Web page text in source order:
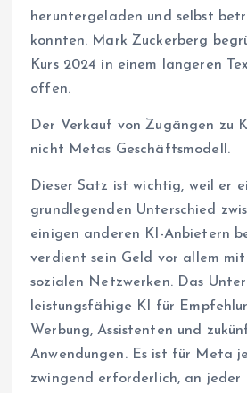
heruntergeladen und selbst
konnten. Mark Zuckerberg
Kurs 2024 in einem längeren
offen.
Der Verkauf von Zugängen zu
nicht Metas Geschäftsmodell.
Dieser Satz ist wichtig, weil er
grundlegenden Unterschied
einigen anderen KI-Anbietern
verdient sein Geld vor allem
sozialen Netzwerken. Das
leistungsfähige KI für
Werbung, Assistenten und
Anwendungen. Es ist für Meta
zwingend erforderlich, an jeder